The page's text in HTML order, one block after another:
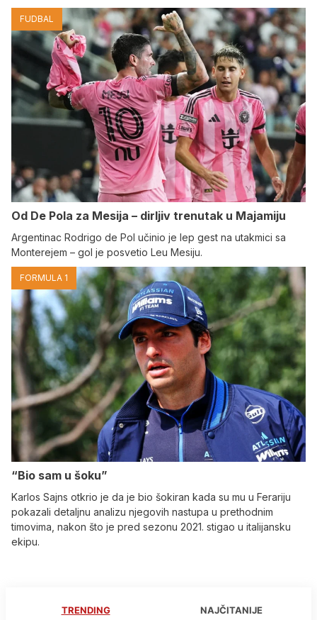
FUDBAL
Od De Pola za Mesija – dirljiv trenutak u Majamiju
Argentinac Rodrigo de Pol učinio je lep gest na utakmici sa
Monterejem – gol je posvetio Leu Mesiju.
FORMULA 1
“Bio sam u šoku”
Karlos Sajns otkrio je da je bio šokiran kada su mu u Ferariju
pokazali detaljnu analizu njegovih nastupa u prethodnim
timovima, nakon što je pred sezonu 2021. stigao u italijansku
ekipu.
TRENDING NAJČITANIJE